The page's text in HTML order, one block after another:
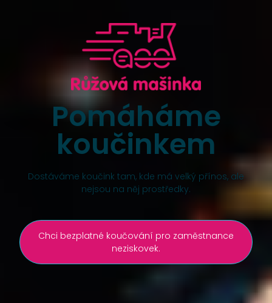
Pomáháme
koučinkem
Dostáváme koučink tam, kde má velký přínos, ale
nejsou na něj prostředky.
Chci bezplatné koučování pro zaměstnance
neziskovek.